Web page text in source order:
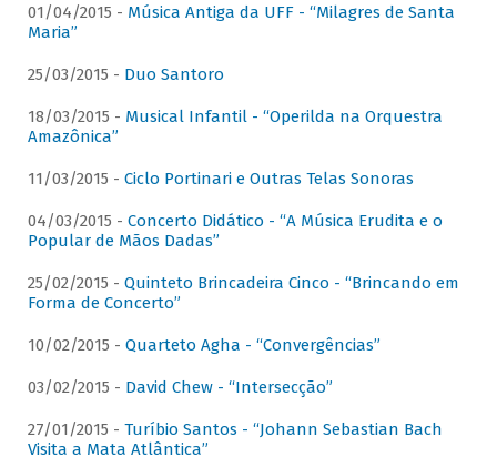
01/04/2015 - Música Antiga da UFF - “Milagres de Santa
Maria”
25/03/2015 - Duo Santoro
18/03/2015 - Musical Infantil - “Operilda na Orquestra
Amazônica”
11/03/2015 - Ciclo Portinari e Outras Telas Sonoras
04/03/2015 - Concerto Didático - “A Música Erudita e o
Popular de Mãos Dadas”
25/02/2015 - Quinteto Brincadeira Cinco - “Brincando em
Forma de Concerto”
10/02/2015 - Quarteto Agha - “Convergências”
03/02/2015 - David Chew - “Intersecção”
27/01/2015 - Turíbio Santos - “Johann Sebastian Bach
Visita a Mata Atlântica”